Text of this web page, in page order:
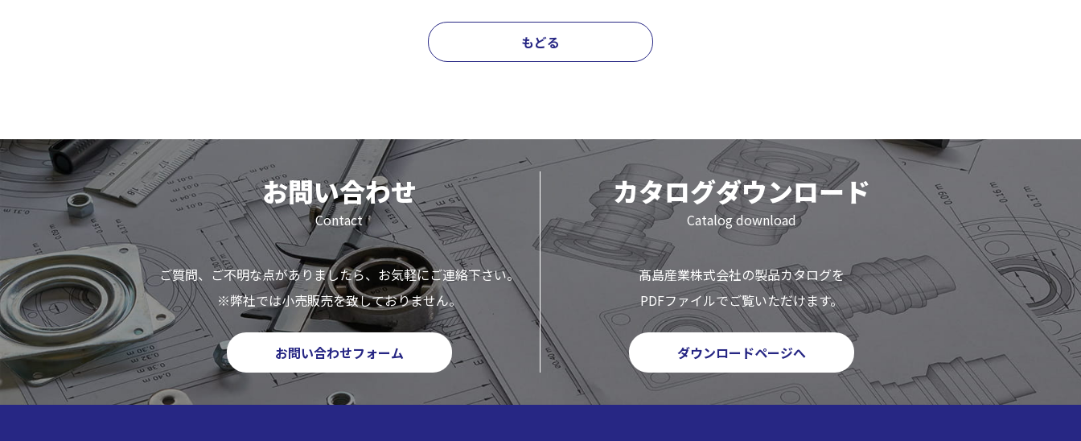
もどる
お問い合わせ
Contact
ご質問、ご不明な点がありましたら、 お気軽にご連絡下さい。
※弊社では小売販売を致しておりません。
お問い合わせフォーム
カタログダウンロード
Catalog download
髙島産業株式会社の製品カタログを
PDFファイルでご覧いただけます。
ダウンロードページへ